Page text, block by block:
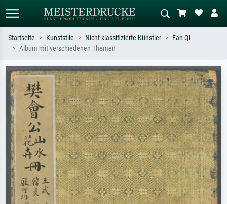
Suchen Sie nach Künstlern, Werktiteln
oder Stilen – z.B. Monet,
Sternennacht, Impressionismus, Welle
Hokusai, Akt.
Beschreiben Sie die Szene – z.B. Grüne
Wiese, Abstrakt mit viel Rot, Dunkles
Ölgemälde, Stehender Akt neben einem
Baum.
Startseite Kunststile Nicht klassifizierte Künstler
Fan Qi
Album mit verschiedenen Themen